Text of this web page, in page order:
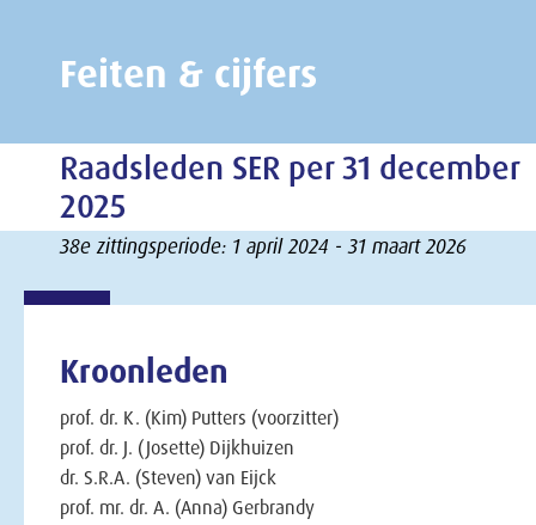
Feiten & cijfers
Raadsleden SER per 31 december
2025
38e zittingsperiode: 1 april 2024 - 31 maart 2026
Kroonleden
prof. dr. K. (Kim) Putters (voorzitter)
prof. dr. J. (Josette) Dijkhuizen
dr. S.R.A. (Steven) van Eijck
prof. mr. dr. A. (Anna) Gerbrandy